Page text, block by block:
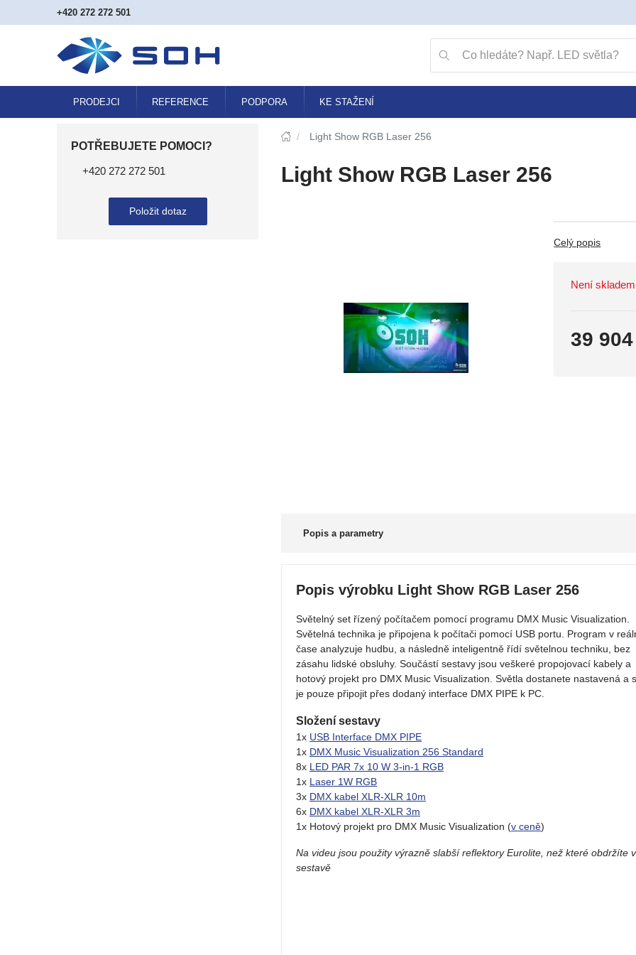
+420 272 272 501
PRODEJCI REFERENCE PODPORA KE STAŽENÍ
/ Light Show RGB Laser 256
Light Show RGB Laser 256
Celý popis
Není
39
Popis a parametry
Popis výrobku Light Show RGB Laser 256
Světelný set řízený počítačem pomocí programu DMX Music Visualization.
Světelná technika je připojena k počítači pomocí USB portu. Program v
čase analyzuje hudbu, a následně inteligentně řídí světelnou techniku, bez
zásahu lidské obsluhy. Součástí sestavy jsou veškeré propojovací kabely a
hotový projekt pro DMX Music Visualization. Světla dostanete nastavená a
je pouze připojit přes dodaný interface DMX PIPE k PC.
Složení sestavy
1x USB Interface DMX PIPE
1x DMX Music Visualization 256 Standard
8x LED PAR 7x 10 W 3-in-1 RGB
1x Laser 1W RGB
3x DMX kabel XLR-XLR 10m
6x DMX kabel XLR-XLR 3m
1x Hotový projekt pro DMX Music Visualization (v ceně)
Na videu jsou použity výrazně slabší reflektory Eurolite, než které obdržíte v
sestavě
POTŘEBUJETE POMOCI?
+420 272 272 501
Položit dotaz